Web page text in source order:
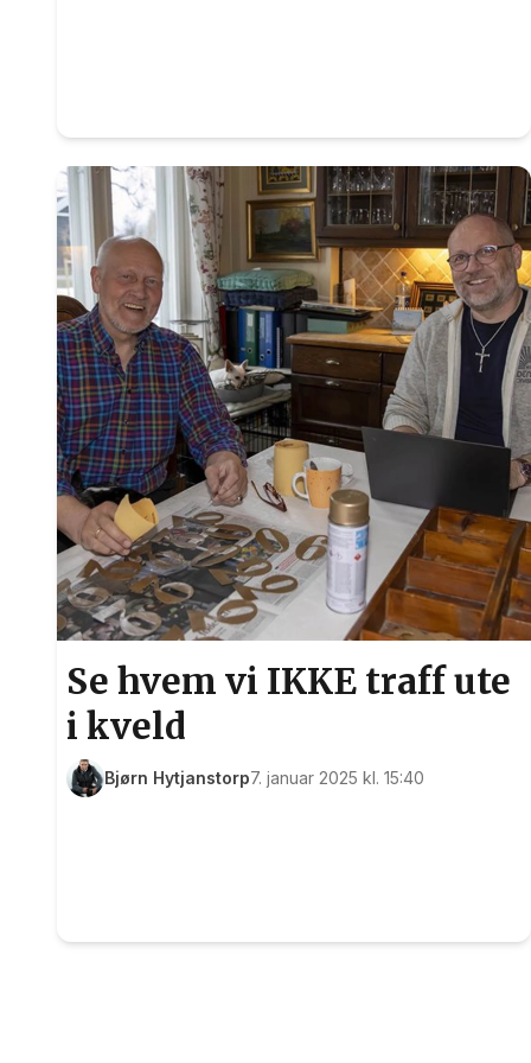
Se hvem vi IKKE traff ute
i kveld
Bjørn Hytjanstorp7. januar 2025 kl. 15:40